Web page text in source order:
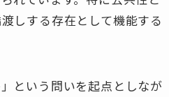
しする存在として機能する
という問いを起点としなが